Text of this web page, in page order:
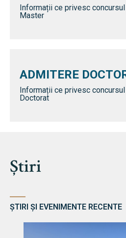
Informații ce privesc
Master
ADMITERE
Informații ce privesc
Doctorat
Știri
ȘTIRI ȘI EVENIMENTE RECENTE